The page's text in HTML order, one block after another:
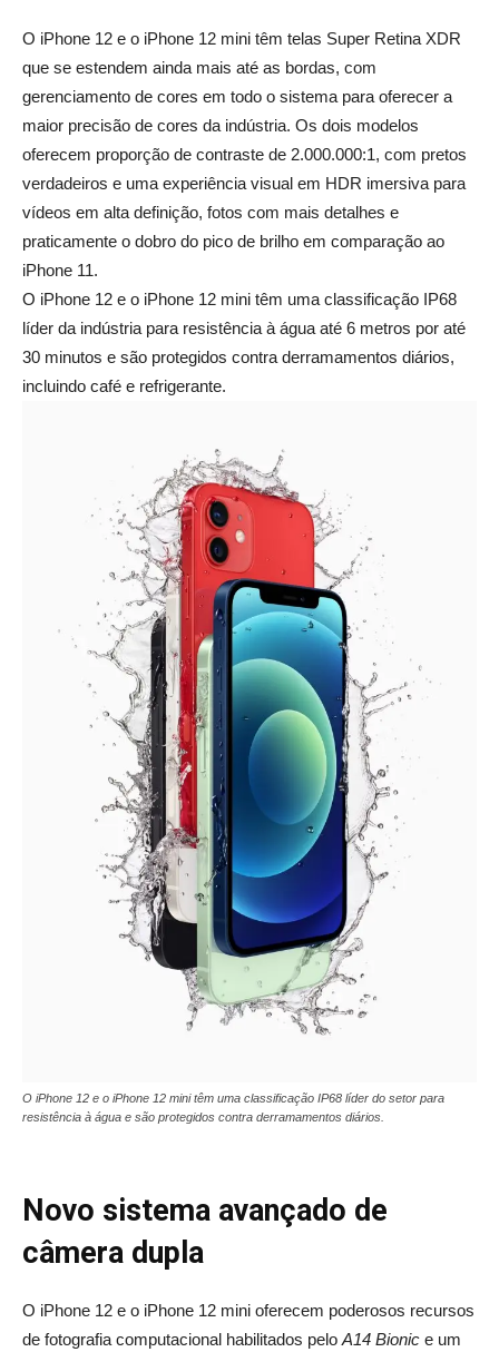
O iPhone 12 e o iPhone 12 mini têm telas Super Retina XDR
que se estendem ainda mais até as bordas, com
gerenciamento de cores em todo o sistema para oferecer a
maior precisão de cores da indústria. Os dois modelos
oferecem proporção de contraste de 2.000.000:1, com pretos
verdadeiros e uma experiência visual em HDR imersiva para
vídeos em alta definição, fotos com mais detalhes e
praticamente o dobro do pico de brilho em comparação ao
iPhone 11.
O iPhone 12 e o iPhone 12 mini têm uma classificação IP68
líder da indústria para resistência à água até 6 metros por até
30 minutos e são protegidos contra derramamentos diários,
incluindo café e refrigerante.
O iPhone 12 e o iPhone 12 mini têm uma classificação IP68 líder do setor para
resistência à água e são protegidos contra derramamentos diários.
Novo sistema avançado de
câmera dupla
O iPhone 12 e o iPhone 12 mini oferecem poderosos recursos
de fotografia computacional habilitados pelo A14 Bionic e um